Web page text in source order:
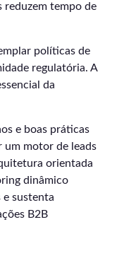
reduzem tempo de
políticas de
regulatória. A
da
e boas práticas
um motor de leads
orientada
dinâmico
sustenta
B2B